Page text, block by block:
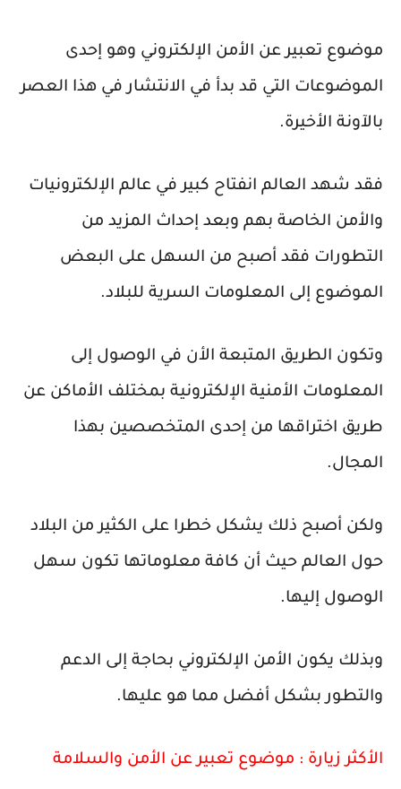
موضوع تعبير عن الأمن الإلكتروني وهو إحدى
الموضوعات التي قد بدأ في الانتشار في هذا العصر
بالآونة الأخيرة.
فقد شهد العالم انفتاح كبير في عالم الإلكترونيات
والأمن الخاصة بهم وبعد إحداث المزيد من
التطورات فقد أصبح من السهل على البعض
الموضوع إلى المعلومات السرية للبلاد.
وتكون الطريق المتبعة الأن في الوصول إلى
المعلومات الأمنية الإلكترونية بمختلف الأماكن عن
طريق اختراقها من إحدى المتخصصين بهذا
المجال.
ولكن أصبح ذلك يشكل خطرا على الكثير من البلاد
حول العالم حيث أن كافة معلوماتها تكون سهل
الوصول إليها.
وبذلك يكون الأمن الإلكتروني بحاجة إلى الدعم
والتطور بشكل أفضل مما هو عليها.
الأكثر زيارة : موضوع تعبير عن الأمن والسلامة